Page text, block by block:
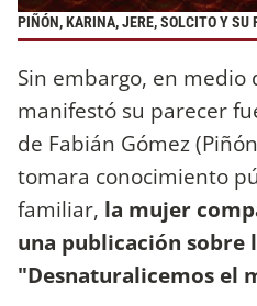
PIÑÓN, KARINA, JERE, SOLCITO Y SU
Sin embargo, en medio
manifestó su parecer
de Fabián Gómez
tomara conocimiento
familiar, la mujer
una publicación sobre
"Desnaturalicemos el